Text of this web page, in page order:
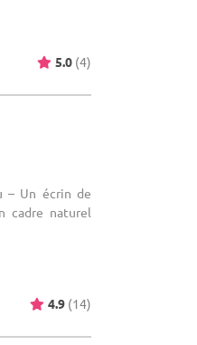
5.0 (4)
– Un écrin de
cadre naturel
4.9 (14)